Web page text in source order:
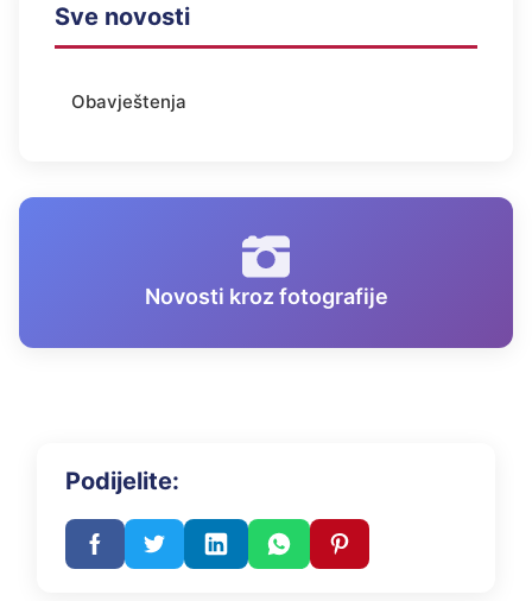
Sve novosti
Obavještenja
Novosti kroz fotografije
Podijelite: